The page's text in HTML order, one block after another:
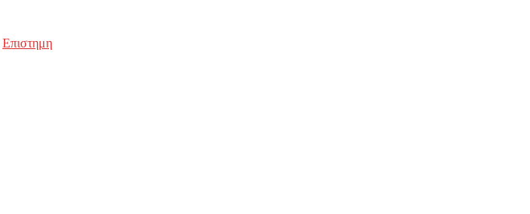
Επιστημη